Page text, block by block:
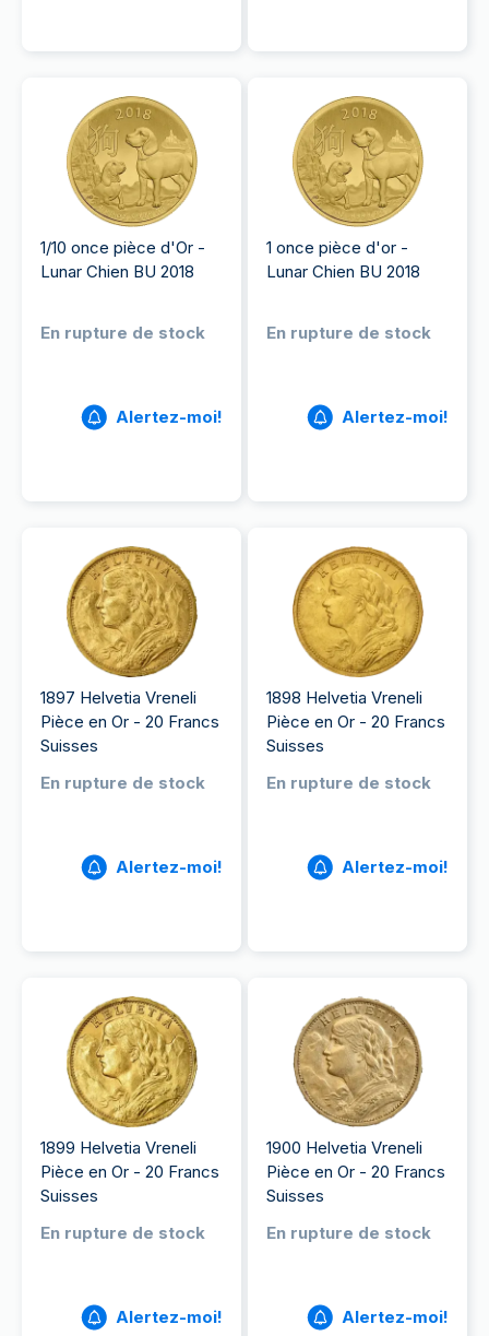
1/10 once pièce d'Or -
Lunar Chien BU 2018
En rupture de stock
Alertez-moi!
1 once pièce d'or -
Lunar Chien BU 2018
En rupture de stock
Alertez-moi!
1897 Helvetia Vreneli
Pièce en Or - 20 Francs
Suisses
En rupture de stock
Alertez-moi!
1898 Helvetia Vreneli
Pièce en Or - 20 Francs
Suisses
En rupture de stock
Alertez-moi!
1899 Helvetia Vreneli
Pièce en Or - 20 Francs
Suisses
En rupture de stock
Alertez-moi!
1900 Helvetia Vreneli
Pièce en Or - 20 Francs
Suisses
En rupture de stock
Alertez-moi!